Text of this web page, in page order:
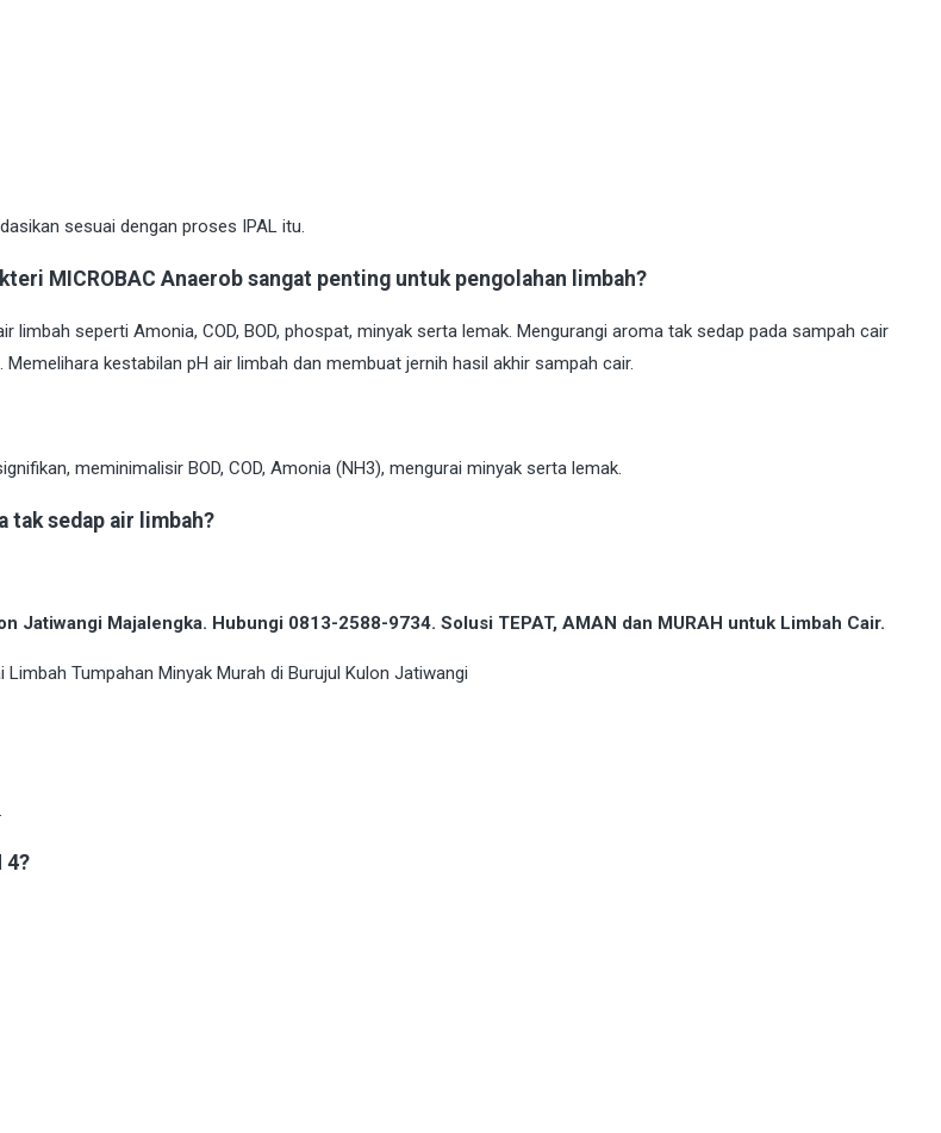
sesuai dengan proses IPAL itu.
MICROBAC Anaerob sangat penting untuk pengolahan limbah?
seperti Amonia, COD, BOD, phospat, minyak serta lemak. Mengurangi aroma tak sedap pada sampah cair
kestabilan pH air limbah dan membuat jernih hasil akhir sampah cair.
meminimalisir BOD, COD, Amonia (NH3), mengurai minyak serta lemak.
tak sedap air limbah?
Jatiwangi Majalengka. Hubungi 0813-2588-9734. Solusi TEPAT, AMAN dan MURAH untuk Limbah Cair.
4?